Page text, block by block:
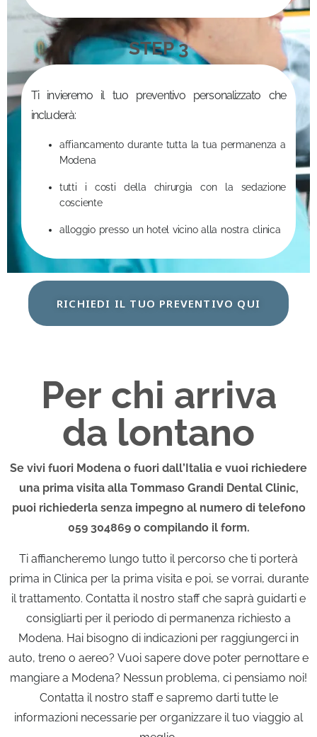
STEP 3
Ti invieremo il tuo preventivo personalizzato che
includerà:
affiancamento durante tutta la tua permanenza a
Modena
tutti i costi della chirurgia con la sedazione
cosciente
alloggio presso un hotel vicino alla nostra clinica
RICHIEDI IL TUO PREVENTIVO QUI
Per chi arriva
da lontano
Se vivi fuori Modena o fuori dall’Italia e vuoi richiedere
una prima visita alla Tommaso Grandi Dental Clinic,
puoi richiederla senza impegno al numero di telefono
059 304869 o compilando il form.
Ti affiancheremo lungo tutto il percorso che ti porterà
prima in Clinica per la prima visita e poi, se vorrai, durante
il trattamento. Contatta il nostro staff che saprà guidarti e
consigliarti per il periodo di permanenza richiesto a
Modena. Hai bisogno di indicazioni per raggiungerci in
auto, treno o aereo? Vuoi sapere dove poter pernottare e
mangiare a Modena? Nessun problema, ci pensiamo noi!
Contatta il nostro staff e sapremo darti tutte le
informazioni necessarie per organizzare il tuo viaggio al